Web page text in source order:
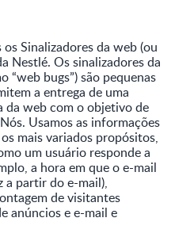
os Sinalizadores da web (ou
Nestlé. Os sinalizadores da
“web bugs”) são pequenas
a entrega de uma
da web com o objetivo de
Usamos as informações
mais variados propósitos,
um usuário responde a
a hora em que o e-mail
a partir do e-mail),
de visitantes
anúncios e e-mail e